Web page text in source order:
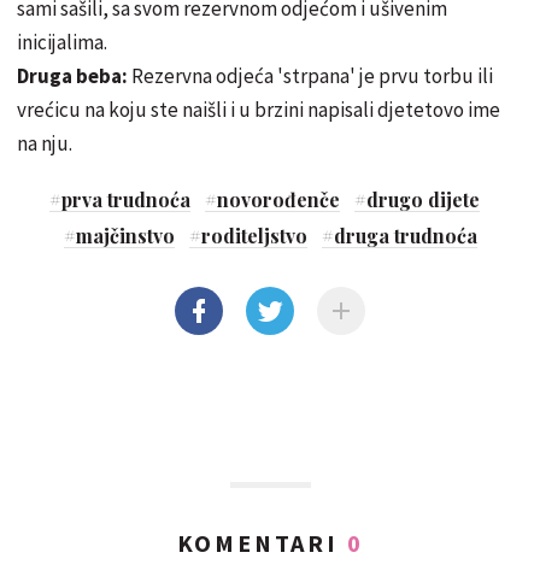
sami sašili, sa svom rezervnom odjećom i ušivenim
inicijalima.
Druga beba: Rezervna odjeća 'strpana' je prvu torbu ili
vrećicu na koju ste naišli i u brzini napisali djetetovo ime
na nju.
#prva trudnoća #novorođenče #drugo dijete
#majčinstvo #roditeljstvo #druga trudnoća
KOMENTARI 0